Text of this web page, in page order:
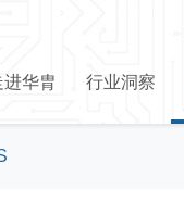
进华胄 行业洞察